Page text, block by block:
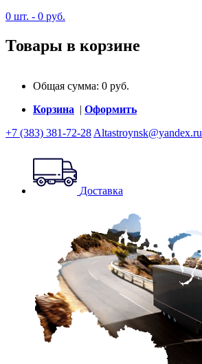
0 шт. - 0 руб.
Товары в корзине
Общая сумма: 0 руб.
Корзина | Оформить
+7 (383) 381-72-28 Altastroynsk@yandex.ru
Доставка